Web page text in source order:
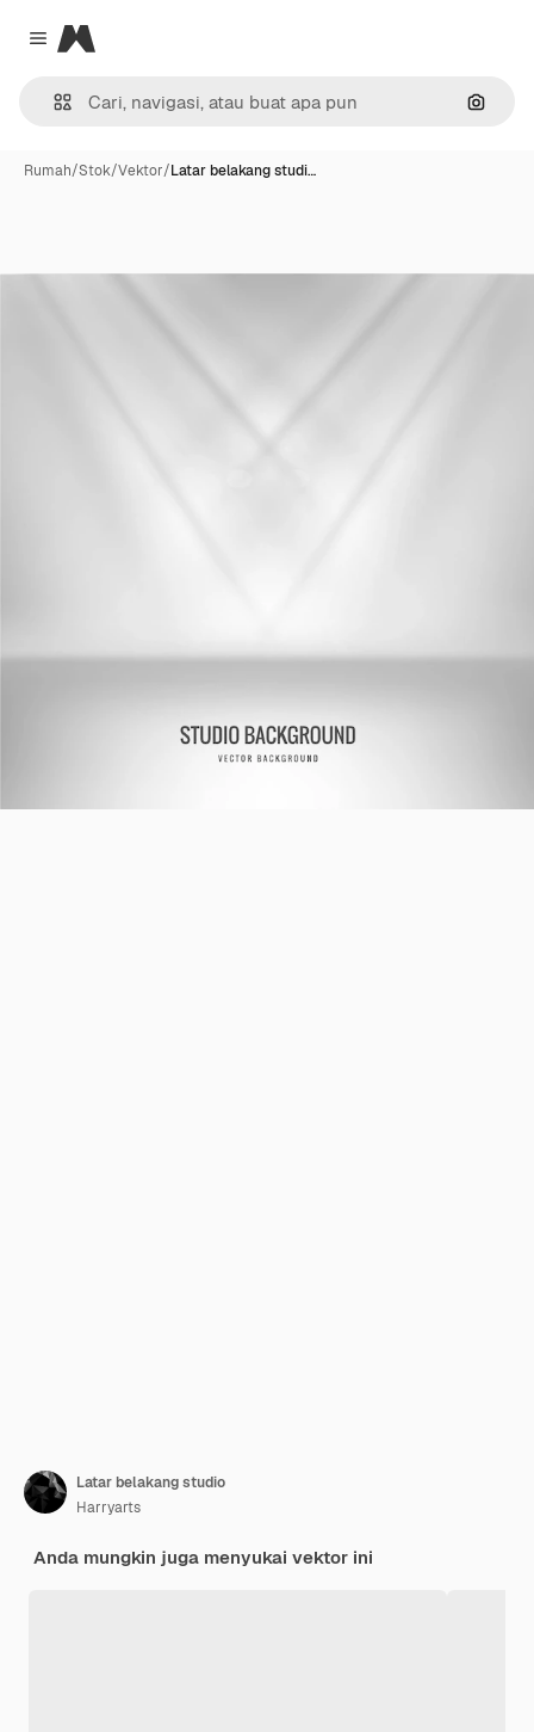
Close menu
Magnific
Rumah/Stok/Vektor/Latar belakang studi…
Latar belakang studio
Harryarts
Anda mungkin juga menyukai vektor ini